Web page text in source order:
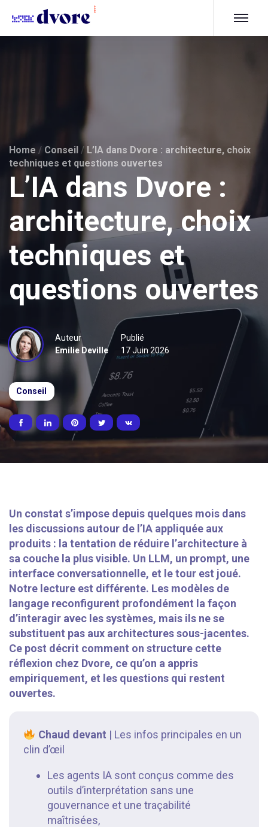
Home / Conseil / L’IA dans Dvore : architecture, choix
techniques et questions ouvertes
L’IA dans Dvore :
architecture, choix
techniques et
questions ouvertes
Auteur
Emilie Deville
Publié
17 Juin 2026
Conseil
Un constat s’impose depuis quelques mois dans
les discussions autour de l’IA appliquée aux
produits : la tentation de réduire l’architecture à
sa couche la plus visible. Un LLM, un prompt, une
interface conversationnelle, et le tour est joué.
Notre lecture est différente. Les modèles de
langage reconfigurent profondément la façon
d’interagir avec les systèmes, mais ils ne se
substituent pas aux architectures sous-jacentes.
Ce post décrit comment on structure cette
réflexion chez Dvore, ce qu’on a appris
empiriquement, et les questions qui restent
ouvertes.
Chaud devant | Les infos principales en un
clin d’œil
Les agents IA sont conçus comme des
outils d’interprétation sans une
gouvernance et une traçabilité
maîtrisées,